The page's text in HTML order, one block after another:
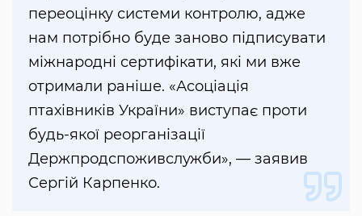
переоцінку системи контролю, адже
нам потрібно буде заново підписувати
міжнародні сертифікати, які ми вже
отримали раніше. «Асоціація
птахівників України» виступає проти
будь-якої реорганізації
Держпродспоживслужби», — заявив
Сергій Карпенко.